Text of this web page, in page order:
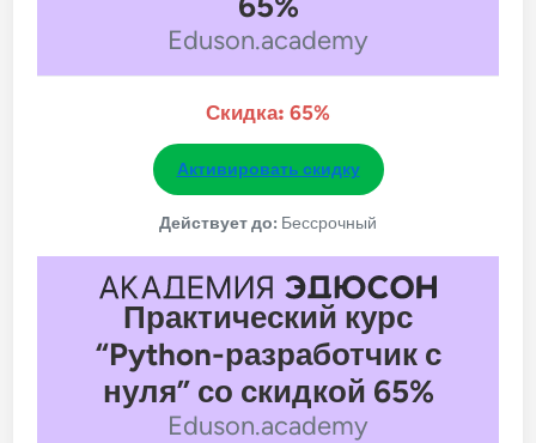
Eduson.academy
Скидка: 65%
Активировать скидку
Действует до: Бессрочный
Практический курс
“Python-разработчик с
нуля” со скидкой 65%
Eduson.academy